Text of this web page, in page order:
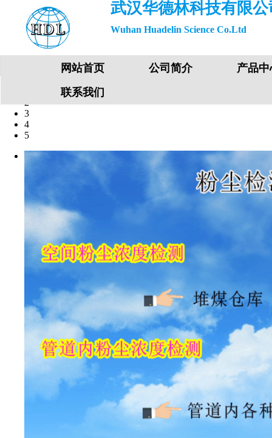
武汉华德林科技有限公
Wuhan Huadelin Science Co.Ltd
2
3
4
5
网站首页 公司简介
产品中
联系我们